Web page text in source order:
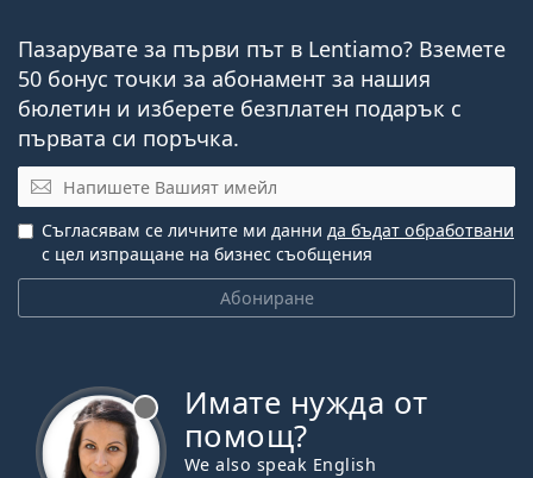
Пазарувате за първи път в Lentiamo? Вземете
50 бонус точки за абонамент за нашия
бюлетин и изберете безплатен подарък с
първата си поръчка.
Имейл
Абониране
Съгласявам се личните ми данни да бъдат обработвани
с цел изпращане на бизнес съобщения
Имате нужда от
помощ?
We also speak English